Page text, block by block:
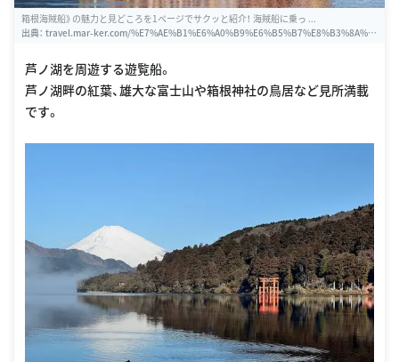
箱根海賊船》の魅力と見どころを1ページでサクッと紹介！ 海賊船に乗っ ...
出典： travel.mar-ker.com/%E7%AE%B1%E6%A0%B9%E6%B5%B7%E8%B3%8A%E
芦ノ湖を周遊する遊覧船。
芦ノ湖畔の紅葉、雄大な富士山や箱根神社の鳥居など見所満載
です。